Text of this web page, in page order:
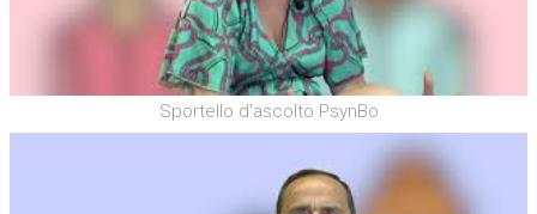
Sportello d'ascolto PsynBo